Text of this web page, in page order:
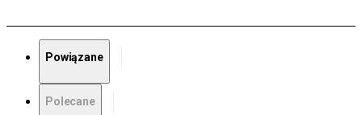
Powiązane
Polecane